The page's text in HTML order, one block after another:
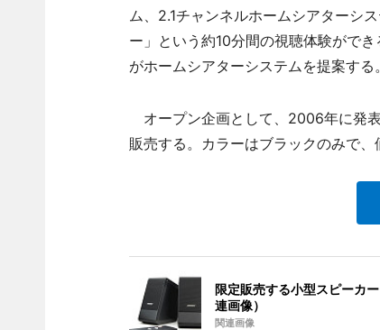
ム、2.1チャンネルホームシアターシ
ー」という約10分間の視聴体験がで
がホームシアターシステムを提案する。
オープン企画として、2006年に発
販売する。カラーはブラックのみで、
限定販売する小型スピーカ
連画像）
関連画像